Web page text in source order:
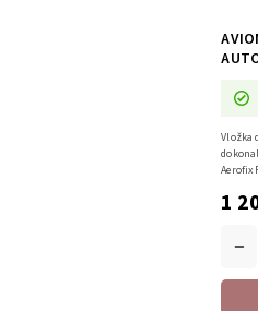
1
Vložka
Aerofix